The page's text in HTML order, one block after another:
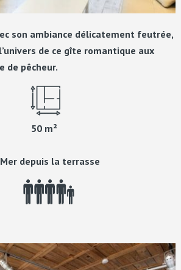
son ambiance délicatement feutrée,
de ce gîte romantique aux
de pêcheur.
50 m²
depuis la terrasse